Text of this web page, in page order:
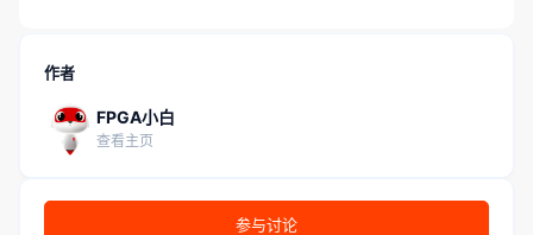
作者
FPGA小白
查看主页
参与讨论